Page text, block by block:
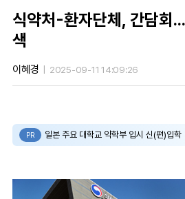
식약처-환자단체, 간담회
색
이혜경 2025-09-11 14:09:26
PR 일본 주요 대학교 약학부 입시 신(편)입학